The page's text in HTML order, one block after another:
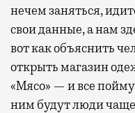
нечем заняться,
свои данные, а нам
вот как объяснить
открыть магазин
«Мясо» — и все
ним будут люди